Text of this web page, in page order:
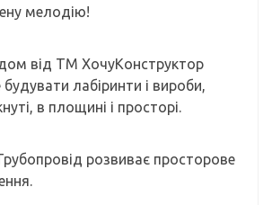
мелодію!
від ТМ ХочуКонструктор
лабіринти і вироби,
в площині і просторі.
розвиває просторове